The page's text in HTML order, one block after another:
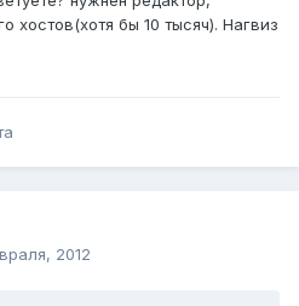
хостов(хотя бы 10 тысяч). Нагвиз
2012